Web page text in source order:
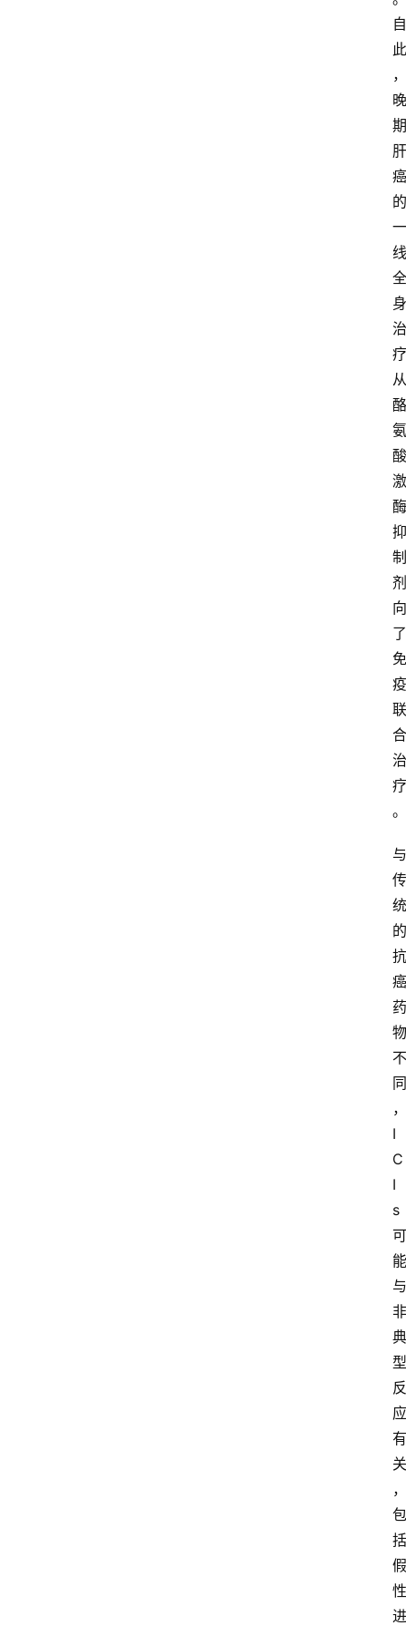
自
此
，
晚
期
肝
癌
的
一
线
全
身
治
疗
从
酪
氨
酸
激
酶
抑
制
剂
向
了
免
疫
联
合
治
疗
。
与
传
统
的
抗
癌
药
物
不
同
，
I
C
I
s
可
能
与
非
典
型
反
应
有
关
，
包
括
假
性
进